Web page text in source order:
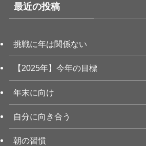
最近の投稿
挑戦に年は関係ない
【2025年】今年の目標
年末に向け
自分に向き合う
朝の習慣